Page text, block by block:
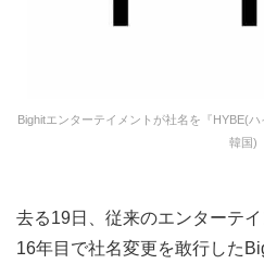
Bighitエンターテイメントが社名を『HYBE(
韓国)
去る19日、従来のエンターテ
16年目で社名変更を敢行した